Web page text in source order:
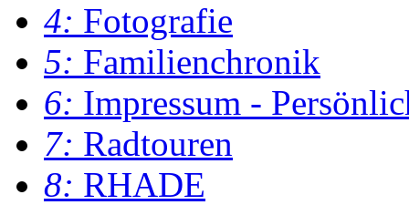
4: Fotografie
5: Familienchronik
6: Impressum -
7: Radtouren
8: RHADE